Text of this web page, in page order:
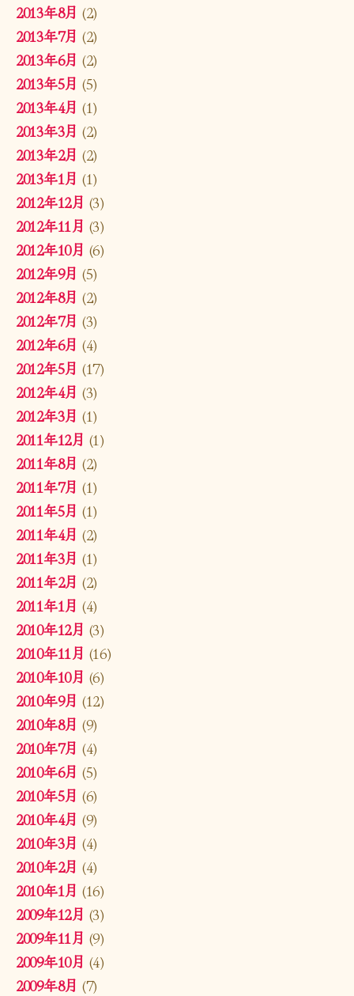
2013年8月 (2)
2013年7月 (2)
2013年6月 (2)
2013年5月 (5)
2013年4月 (1)
2013年3月 (2)
2013年2月 (2)
2013年1月 (1)
2012年12月 (3)
2012年11月 (3)
2012年10月 (6)
2012年9月 (5)
2012年8月 (2)
2012年7月 (3)
2012年6月 (4)
2012年5月 (17)
2012年4月 (3)
2012年3月 (1)
2011年12月 (1)
2011年8月 (2)
2011年7月 (1)
2011年5月 (1)
2011年4月 (2)
2011年3月 (1)
2011年2月 (2)
2011年1月 (4)
2010年12月 (3)
2010年11月 (16)
2010年10月 (6)
2010年9月 (12)
2010年8月 (9)
2010年7月 (4)
2010年6月 (5)
2010年5月 (6)
2010年4月 (9)
2010年3月 (4)
2010年2月 (4)
2010年1月 (16)
2009年12月 (3)
2009年11月 (9)
2009年10月 (4)
2009年8月 (7)